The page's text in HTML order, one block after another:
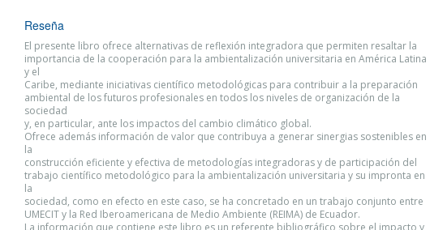
Reseña
El presente libro ofrece alternativas de reflexión integradora que permiten resaltar la
importancia de la cooperación para la ambientalización universitaria en América Latina
y el
Caribe, mediante iniciativas científico metodológicas para contribuir a la preparación
ambiental de los futuros profesionales en todos los niveles de organización de la
sociedad
y, en particular, ante los impactos del cambio climático global.
Ofrece además información de valor que contribuya a generar sinergias sostenibles en
la
construcción eficiente y efectiva de metodologías integradoras y de participación del
trabajo científico metodológico para la ambientalización universitaria y su impronta en
la
sociedad, como en efecto en este caso, se ha concretado en un trabajo conjunto entre
UMECIT y la Red Iberoamericana de Medio Ambiente (REIMA) de Ecuador.
La información que contiene este libro es un referente bibliográfico sobre el impacto y